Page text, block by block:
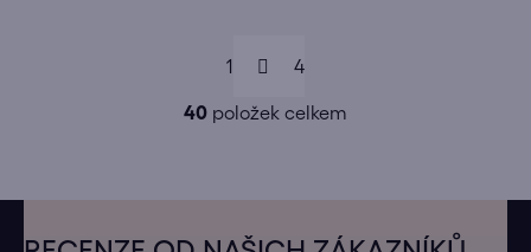
v
d
t
á
v
1 4
40 položek celkem